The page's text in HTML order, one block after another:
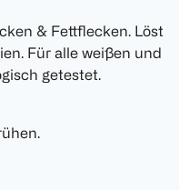
& Fettflecken. Löst
Für alle weißen und
getestet.